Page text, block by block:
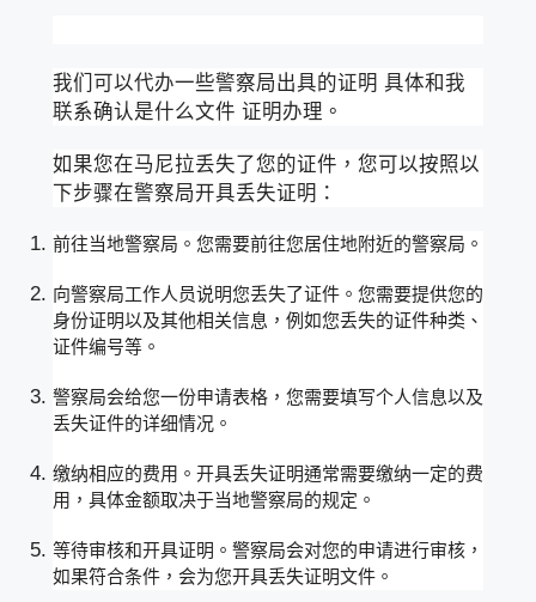
我们可以代办一些警察局出具的证明 具体和我
联系确认是什么文件 证明办理。
如果您在马尼拉丢失了您的证件，您可以按照以
下步骤在警察局开具丢失证明：
前往当地警察局。您需要前往您居住地附近的警察局。
向警察局工作人员说明您丢失了证件。您需要提供您的
身份证明以及其他相关信息，例如您丢失的证件种类、
证件编号等。
警察局会给您一份申请表格，您需要填写个人信息以及
丢失证件的详细情况。
缴纳相应的费用。开具丢失证明通常需要缴纳一定的费
用，具体金额取决于当地警察局的规定。
等待审核和开具证明。警察局会对您的申请进行审核，
如果符合条件，会为您开具丢失证明文件。